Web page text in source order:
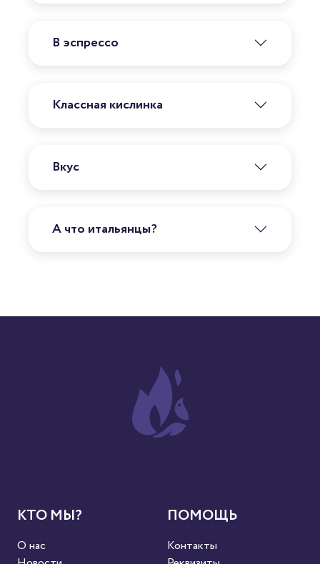
В эспрессо
Классная кислинка
Вкус
А что итальянцы?
КТО МЫ?
О нас
ПОМОЩЬ
Контакты